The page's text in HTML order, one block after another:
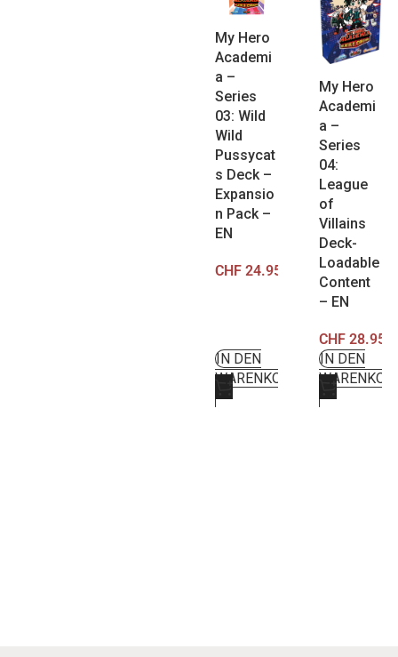
My Hero
Academi
a –
Series
03: Wild
Wild
Pussycat
s Deck –
Expansio
n Pack –
EN
CHF 24.95
IN DEN
WARENKORB
My Hero
Academi
a –
Series
04:
League
of
Villains
Deck-
Loadable
Content
– EN
CHF 28.95
IN DEN